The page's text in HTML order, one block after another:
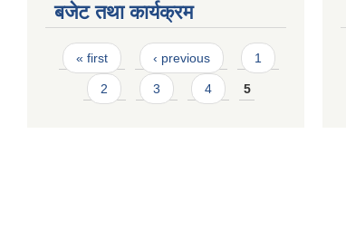
बजेट तथा कार्यक्रम
Pages
« first ‹ previous 1
2 3 4 5